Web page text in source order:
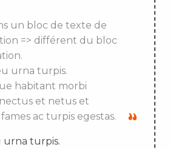
un bloc de texte de
=> différent du bloc
urna turpis.
habitant morbi
et netus et
ac turpis egestas.
urna turpis.